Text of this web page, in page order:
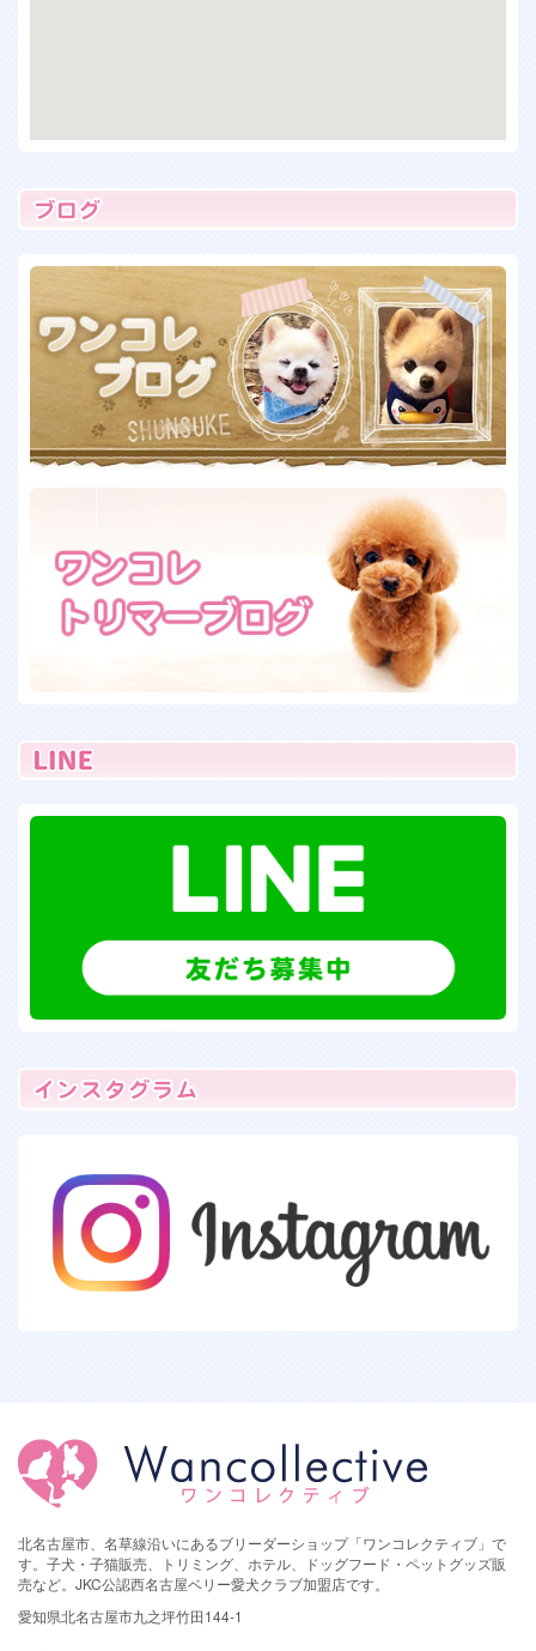
北名古屋市、名草線沿いにあるブリーダーショップ「ワンコレクティブ」で
す。子犬・子猫販売、トリミング、ホテル、ドッグフード・ペットグッズ販
売など。JKC公認西名古屋ベリー愛犬クラブ加盟店です。
愛知県北名古屋市九之坪竹田144-1